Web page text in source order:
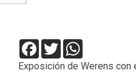
Facebook
Twitter
Exposición de Werens